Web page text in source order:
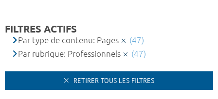
FILTRES ACTIFS
Par type de contenu: Pages
(47)
Par rubrique: Professionnels
(47)
RETIRER TOUS LES FILTRES